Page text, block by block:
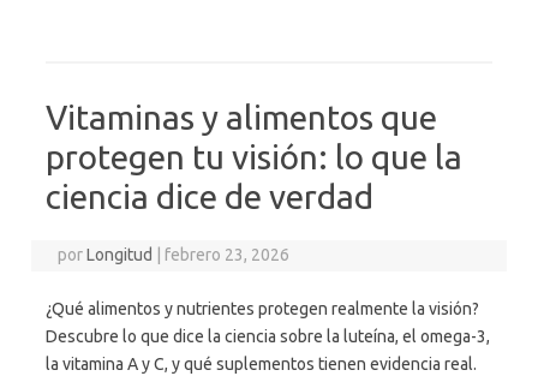
Vitaminas y alimentos que
protegen tu visión: lo que la
ciencia dice de verdad
porLongitud febrero 23, 2026
¿Qué alimentos y nutrientes protegen realmente la visión?
Descubre lo que dice la ciencia sobre la luteína, el omega-3,
la vitamina A y C, y qué suplementos tienen evidencia real.